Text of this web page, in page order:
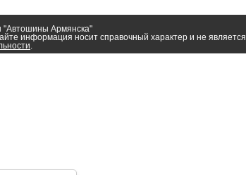
"Автошины Армянска"
информация носит справочный характер и не является
.